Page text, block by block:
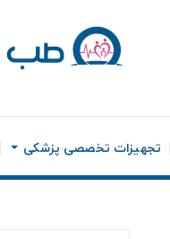
تجهیزات تخصصی پزشکی